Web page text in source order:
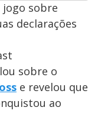
sobre
declarações
sobre o
e revelou que
ao